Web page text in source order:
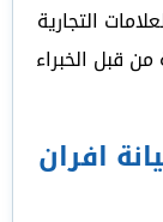
التجارية
قبل الخبراء
افران